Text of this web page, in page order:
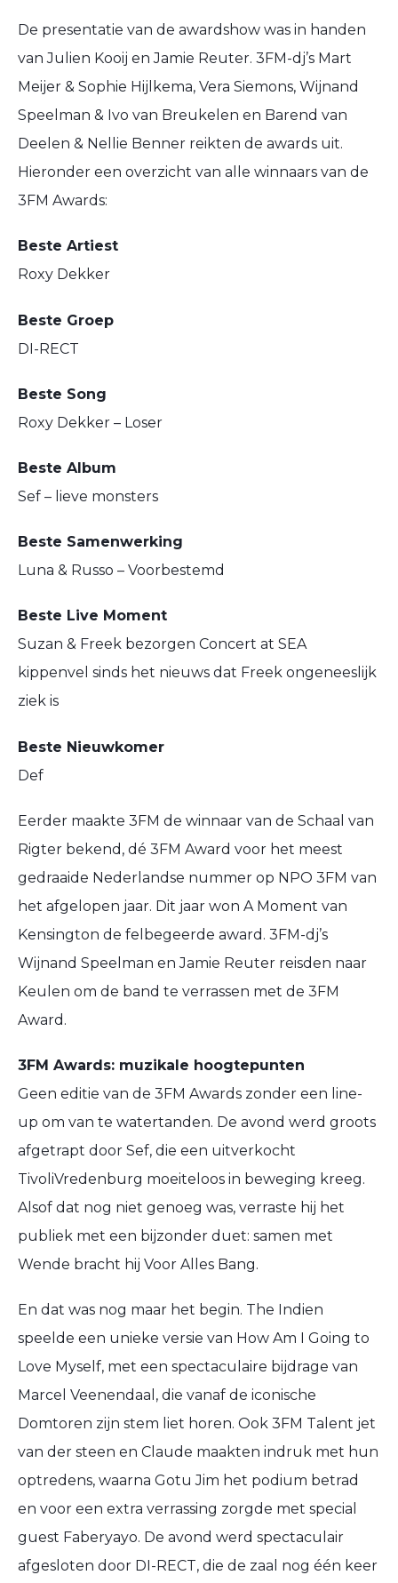
De presentatie van de awardshow was in handen
van Julien Kooij en Jamie Reuter. 3FM-dj’s Mart
Meijer & Sophie Hijlkema, Vera Siemons, Wijnand
Speelman & Ivo van Breukelen en Barend van
Deelen & Nellie Benner reikten de awards uit.
Hieronder een overzicht van alle winnaars van de
3FM Awards:
Beste Artiest
Roxy Dekker
Beste Groep
DI-RECT
Beste Song
Roxy Dekker – Loser
Beste Album
Sef – lieve monsters
Beste Samenwerking
Luna & Russo – Voorbestemd
Beste Live Moment
Suzan & Freek bezorgen Concert at SEA
kippenvel sinds het nieuws dat Freek ongeneeslijk
ziek is
Beste Nieuwkomer
Def
Eerder maakte 3FM de winnaar van de Schaal van
Rigter bekend, dé 3FM Award voor het meest
gedraaide Nederlandse nummer op NPO 3FM van
het afgelopen jaar. Dit jaar won A Moment van
Kensington de felbegeerde award. 3FM-dj’s
Wijnand Speelman en Jamie Reuter reisden naar
Keulen om de band te verrassen met de 3FM
Award.
3FM Awards: muzikale hoogtepunten
Geen editie van de 3FM Awards zonder een line-
up om van te watertanden. De avond werd groots
afgetrapt door Sef, die een uitverkocht
TivoliVredenburg moeiteloos in beweging kreeg.
Alsof dat nog niet genoeg was, verraste hij het
publiek met een bijzonder duet: samen met
Wende bracht hij Voor Alles Bang.
En dat was nog maar het begin. The Indien
speelde een unieke versie van How Am I Going to
Love Myself, met een spectaculaire bijdrage van
Marcel Veenendaal, die vanaf de iconische
Domtoren zijn stem liet horen. Ook 3FM Talent jet
van der steen en Claude maakten indruk met hun
optredens, waarna Gotu Jim het podium betrad
en voor een extra verrassing zorgde met special
guest Faberyayo. De avond werd spectaculair
afgesloten door DI-RECT, die de zaal nog één keer